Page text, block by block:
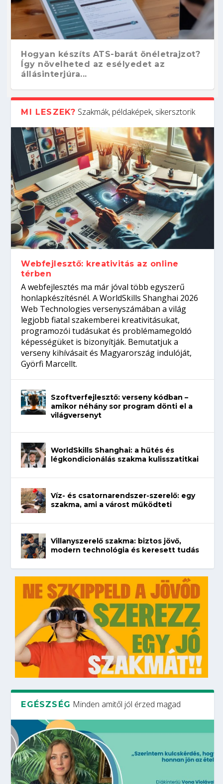
Hogyan készíts ATS-barát önéletrajzot?
Így növelheted az esélyedet az
állásinterjúra...
Kitalálod, mire használják ezeket a
gépeket?
Nem sikerült az egyetemi felvételi?
Tanulj szakmát!
Szoftverfejlesztő: verseny kódban –
amikor néhány sor program dönti el a
világversenyt...
Digitális detox – hogyan kapcsolódj ki
telefon nélkül?
MI LESZEK? Szakmák, példaképek, sikersztorik
Webfejlesztő: kreativitás az online
térben
A webfejlesztés ma már jóval több egyszerű
honlapkészítésnél. A WorldSkills Shanghai 2026
Web Technologies versenyszámában a világ
legjobb fiatal szakemberei kreativitásukat,
programozói tudásukat és problémamegoldó
képességüket is bizonyítják. Bemutatjuk a
verseny kihívásait és Magyarország indulóját,
Györfi Marcellt.
Szoftverfejlesztő: verseny kódban –
amikor néhány sor program dönti el a
világversenyt
WorldSkills Shanghai: a hűtés és
légkondicionálás szakma kulisszatitkai
Víz- és csatornarendszer-szerelő: egy
szakma, ami a várost működteti
Villanyszerelő szakma: biztos jövő,
modern technológia és keresett tudás
EGÉSZSÉG Minden amitől jól érzed magad